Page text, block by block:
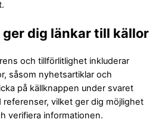
ger dig länkar till källor
och tillförlitlighet inkluderar
såsom nyhetsartiklar och
på källknappen under svaret
vilket ger dig möjlighet
verifiera informationen.